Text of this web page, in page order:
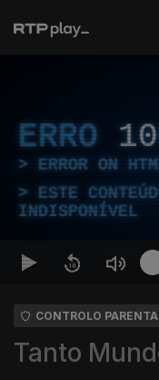
ERRO
ERROR ON
ESTE
INDISPONÍVEL
CONTROLO
Tanto